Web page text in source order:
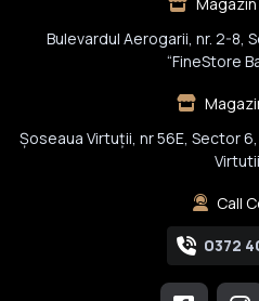
Bulevardul Aerogarii, nr. 2-8,
“FineStore
Șoseaua Virtuții, nr 56E, Sector
Call
0372